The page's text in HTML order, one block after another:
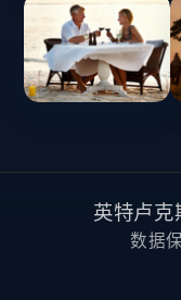
英特卢克
数据